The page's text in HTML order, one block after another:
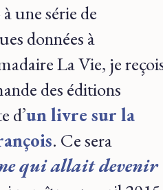
une série de
données à
La Vie, je
des éditions
d’un livre sur la
. Ce sera
qui allait devenir